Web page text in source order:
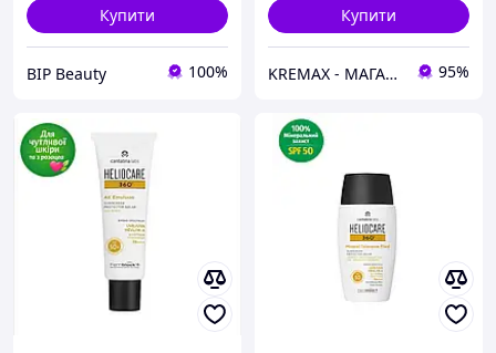
Купити
BIP Beauty 100%
Купити
KREMAX - МАГАЗИН КОСМЕТИКИ 95%